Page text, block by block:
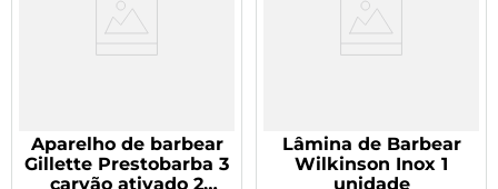
Aparelho de barbear
Gillette Prestobarba 3
carvão ativado 2
Lâmina de Barbear
Wilkinson Inox 1
unidade